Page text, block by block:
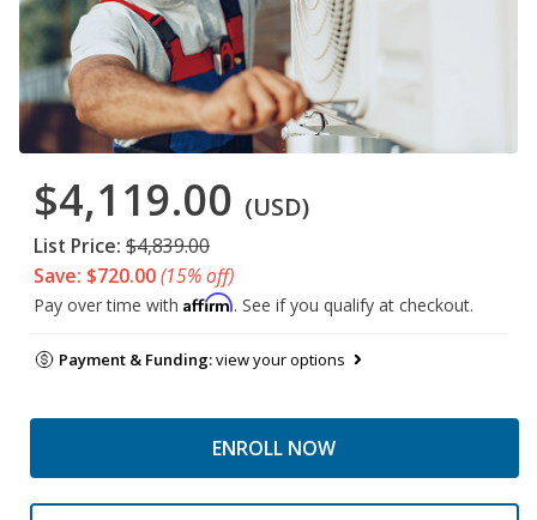
$4,119.00 (USD)
List Price: $4,839.00
Save: $720.00(15% off)
Pay over time with Affirm. See if you qualify at checkout.
Payment & Funding:view your options
ENROLL NOW